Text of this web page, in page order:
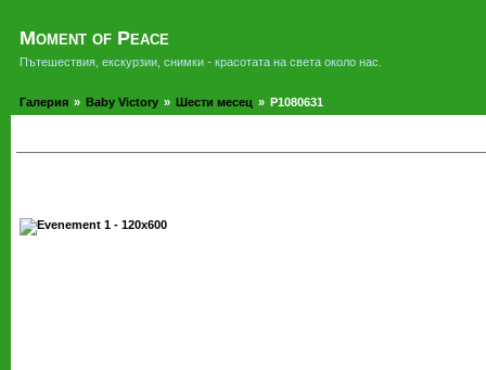
Moment of Peace
Пътешествия, екскурзии, снимки - красотата на света около нас.
Галерия » Baby Victory » Шести месец » P1080631